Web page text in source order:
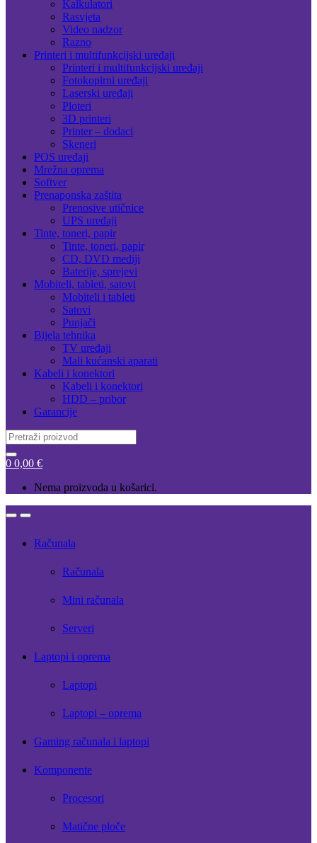
Kalkulatori
Rasvjeta
Video nadzor
Razno
Printeri i multifunkcijski uređaji
Printeri i multifunkcijski uređaji
Fotokopirni uređaji
Laserski uređaji
Ploteri
3D printeri
Printer – dodaci
Skeneri
POS uređaji
Mrežna oprema
Softver
Prenaponska zaštita
Prenosive utičnice
UPS uređaji
Tinte, toneri, papir
Tinte, toneri, papir
CD, DVD mediji
Baterije, sprejevi
Mobiteli, tableti, satovi
Mobiteli i tableti
Satovi
Punjači
Bijela tehnika
TV uređaji
Mali kućanski aparati
Kabeli i konektori
Kabeli i konektori
HDD – pribor
Garancije
Search
for:
0 0,00 €
Nema proizvoda u košarici.
OpenClose
Računala
Računala
Mini računala
Serveri
Laptopi i oprema
Laptopi
Laptopi – oprema
Gaming računala i laptopi
Komponente
Procesori
Matične ploče